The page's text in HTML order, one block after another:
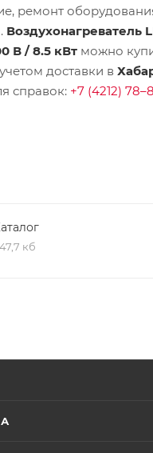
ремонт
Воздухонагреватель
В / 8.5 кВт можно
доставки в
справок: +7 (4212)
кб